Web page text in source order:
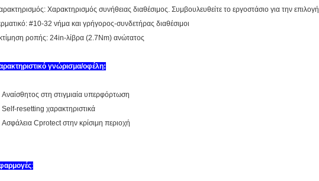
Χαρακτηρισμός συνήθειας διαθέσιμος. Συμβουλευθείτε το εργοστάσιο για την επιλογή
#10-32 νήμα και γρήγορος-συνδετήρας διαθέσιμοι
ροπής: 24in-λίβρα (2.7Nm) ανώτατος
γνώρισμα/οφέλη:
Αναίσθητος στη στιγμιαία υπερφόρτωση
Self-resetting χαρακτηριστικά
Ασφάλεια Cprotect στην κρίσιμη περιοχή
: